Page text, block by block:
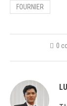
FOURNIER
0